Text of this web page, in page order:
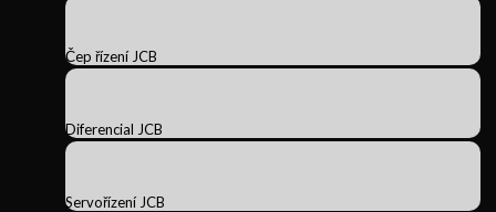
Čep řízení JCB
Diferencial JCB
Servořízení JCB